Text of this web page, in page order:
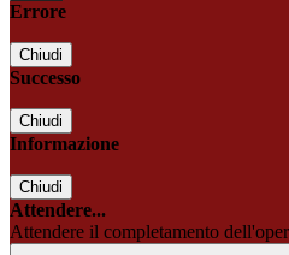
Errore
Chiudi
Successo
Chiudi
Informazione
Chiudi
Attendere...
Attendere il completamento